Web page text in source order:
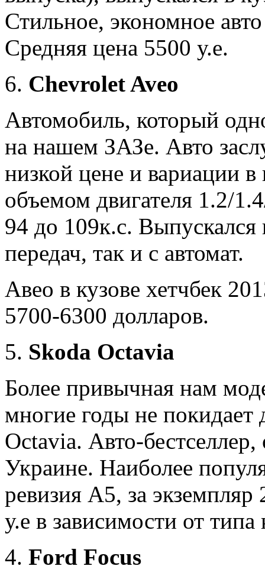
Стильное, экономное
Средняя цена 5500 у.е.
Chevrolet Aveo
Автомобиль, который
на нашем ЗАЗе. Авто
низкой цене и вариации
объемом двигателя 1.2/
94 до 109к.с. Выпускался
передач, так и с автомат.
Авео в кузове хетчбек
5700-6300 долларов.
Skoda Octavia
Более привычная нам
многие годы не
Octavia. Авто-
Украине. Наиболее
ревизия А5, за
у.е в зависимости от
Ford Focus